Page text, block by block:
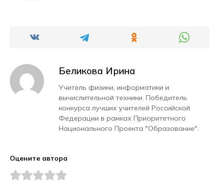
Беликова Ирина
Учитель физики, информатики и
вычислительной техники. Победитель
конкурса лучших учителей Российской
Федерации в рамках Приоритетного
Национального Проекта "Образование".
Оцените автора